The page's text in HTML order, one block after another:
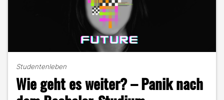
Studentenleben
Wie geht es weiter? – Panik nach